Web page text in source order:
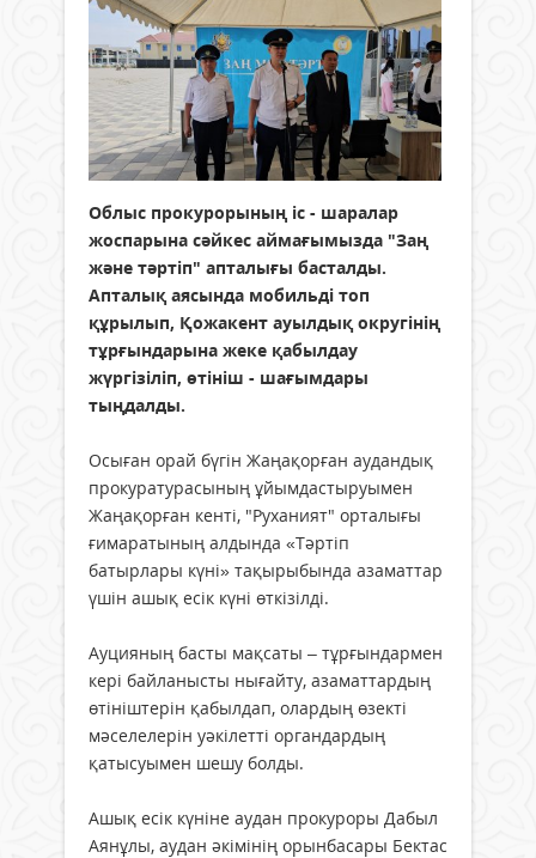
Облыс прокурорының іс - шаралар
жоспарына сәйкес аймағымызда "Заң
және тәртіп" апталығы басталды.
Апталық аясында мобильді топ
құрылып, Қожакент ауылдық округінің
тұрғындарына жеке қабылдау
жүргізіліп, өтініш - шағымдары
тыңдалды.
Осыған орай бүгін Жаңақорған аудандық
прокуратурасының ұйымдастыруымен
Жаңақорған кенті, "Руханият" орталығы
ғимаратының алдында «Тәртіп
батырлары күні» тақырыбында азаматтар
үшін ашық есік күні өткізілді.
Ауцияның басты мақсаты – тұрғындармен
кері байланысты нығайту, азаматтардың
өтініштерін қабылдап, олардың өзекті
мәселелерін уәкілетті органдардың
қатысуымен шешу болды.
Ашық есік күніне аудан прокуроры Дабыл
Аянұлы, аудан әкімінің орынбасары Бектас